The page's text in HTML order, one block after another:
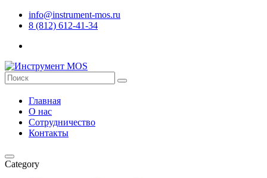
info@instrument-mos.ru
8 (812) 612-41-34
Главная
О нас
Сотрудничество
Контакты
Category